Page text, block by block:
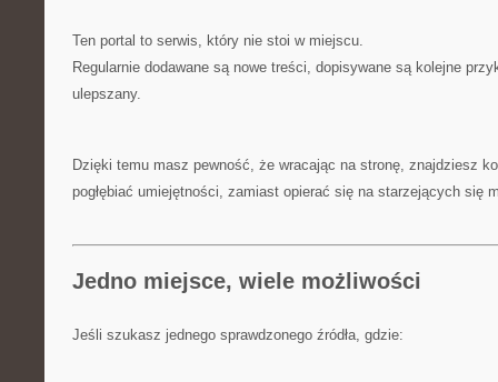
Ten portal to serwis, który nie stoi w miejscu.
Regularnie dodawane są nowe treści, dopisywane są kolejne
ulepszany.
Dzięki temu masz pewność, że wracając na stronę, znajdziesz
pogłębiać umiejętności, zamiast opierać się na starzejących się
Jedno miejsce, wiele możliwości
Jeśli szukasz jednego sprawdzonego źródła, gdzie: